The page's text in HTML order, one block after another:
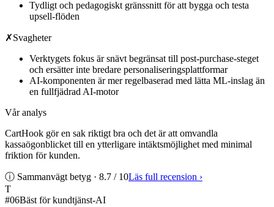
Tydligt och pedagogiskt gränssnitt för att bygga och testa
upsell-flöden
✗Svagheter
Verktygets fokus är snävt begränsat till post-purchase-steget
och ersätter inte bredare personaliseringsplattformar
AI-komponenten är mer regelbaserad med lätta ML-inslag än
en fullfjädrad AI-motor
Vår analys
CartHook gör en sak riktigt bra och det är att omvandla
kassaögonblicket till en ytterligare intäktsmöjlighet med minimal
friktion för kunden.
ⓘ Sammanvägt betyg · 8.7 / 10Läs full recension ›
T
#06Bäst för kundtjänst-AI